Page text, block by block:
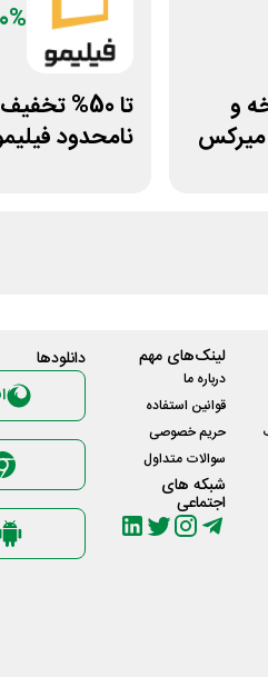
و
میرکس
تا 50%
نامحدود
لینک‌های مهم
درباره ما
قوانین استفاده
حریم خصوصی
سوالات متداول
شبکه های
اجتماعی
دانلود‌ها